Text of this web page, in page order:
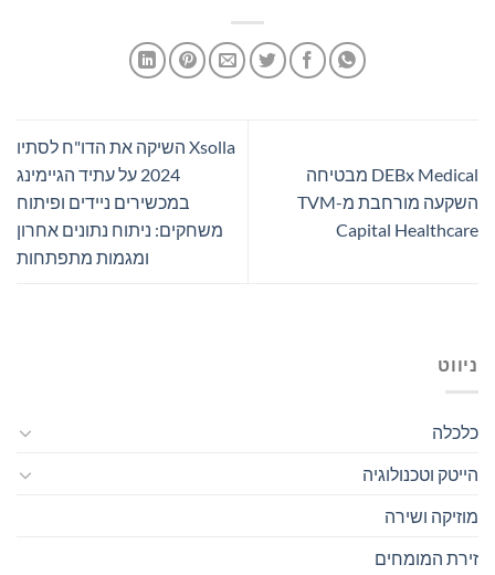
DEBx Medical מבטיחה
השקעה מורחבת מ-TVM
Capital Healthcare
Xsolla השיקה את הדו"ח לסתיו
2024 על עתיד הגיימינג
במכשירים ניידים ופיתוח
משחקים: ניתוח נתונים אחרון
ומגמות מתפתחות
ניווט
כלכלה
הייטק וטכנולוגיה
מוזיקה ושירה
זירת המומחים